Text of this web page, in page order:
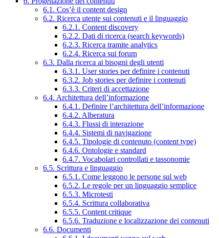
6.1. Cos’è il content design
6.2. Ricerca utente sui contenuti e il linguaggio
6.2.1. Content discovery
6.2.2. Dati di ricerca (search keywords)
6.2.3. Ricerca tramite analytics
6.2.4. Ricerca sui forum
6.3. Dalla ricerca ai bisogni degli utenti
6.3.1. User stories per definire i contenuti
6.3.2. Job stories per definire i contenuti
6.3.3. Criteri di accettazione
6.4. Architettura dell’informazione
6.4.1. Definire l’architettura dell’informazione
6.4.2. Alberatura
6.4.3. Flussi di interazione
6.4.4. Sistemi di navigazione
6.4.5. Tipologie di contenuto (content type)
6.4.6. Ontologie e standard
6.4.7. Vocabolari controllati e tassonomie
6.5. Scrittura e linguaggio
6.5.1. Come leggono le persone sul web
6.5.2. Le regole per un linguaggio semplice
6.5.3. Microtesti
6.5.4. Scrittura collaborativa
6.5.5. Content critique
6.5.6. Traduzione e localizzazione dei contenuti
6.6. Documenti